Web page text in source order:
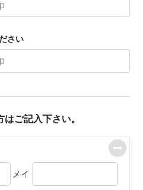
さい
ご記入下さい。
メイ